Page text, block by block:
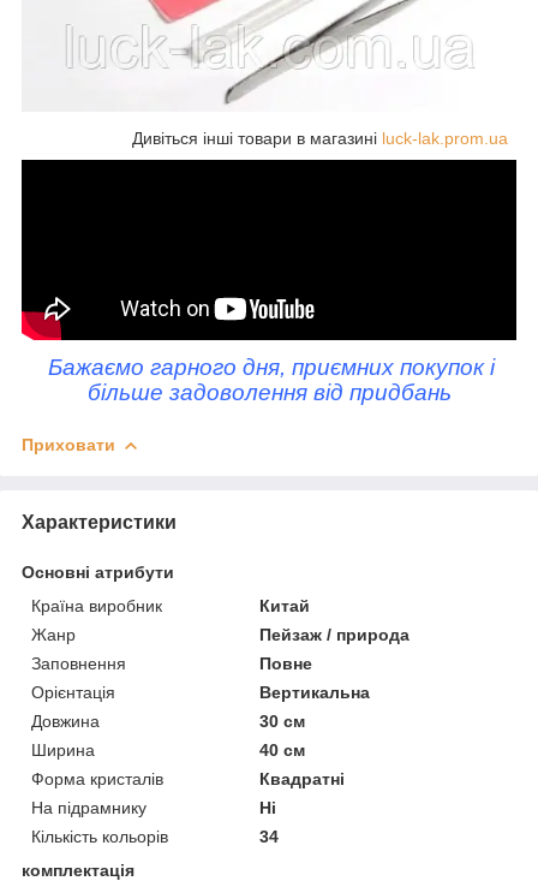
Дивіться інші товари в магазині luck-lak.prom.ua
Бажаємо гарного дня, приємних покупок і
більше задоволення від придбань
Приховати
Характеристики
Основні атрибути
Країна виробник
Китай
Жанр
Пейзаж / природа
Заповнення
Повне
Орієнтація
Вертикальна
Довжина
30 см
Ширина
40 см
Форма кристалів
Квадратні
На підрамнику
Ні
Кількість кольорів
34
комплектація